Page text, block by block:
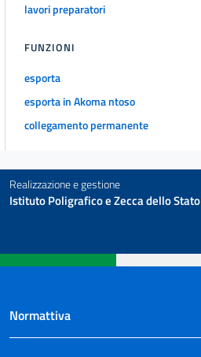
lavori preparatori
FUNZIONI
esporta
esporta in Akoma ntoso
collegamento permanente
Realizzazione e gestione
Istituto Poligrafico e Zecca dello Stato
Normattiva